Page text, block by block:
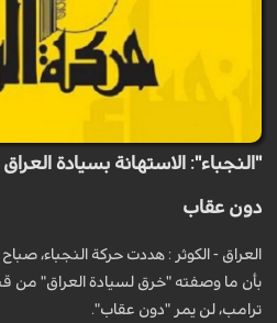
"النجباء": الاستهانة بسيادة
دون عقاب
بأن ما وصفته "خرق لسيادة العراق" من
ترامب، لن يمر "دون عقاب".